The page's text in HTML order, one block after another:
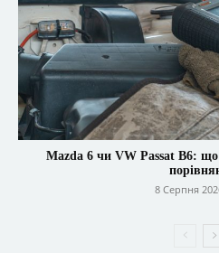
Mazda 6 чи VW Passat B6:
8 Серпня